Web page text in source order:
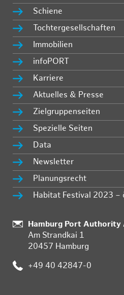
Schiene
Tochtergesellschaften
Immobilien
infoPORT
Karriere
Aktuelles & Presse
Zielgruppenseiten
Spezielle Seiten
Data
Newsletter
Planungsrecht
Habitat Festival 2023
:
Hamburg Port Authority
Am Strandkai 1
20457 Hamburg
: +49 40 42847-0